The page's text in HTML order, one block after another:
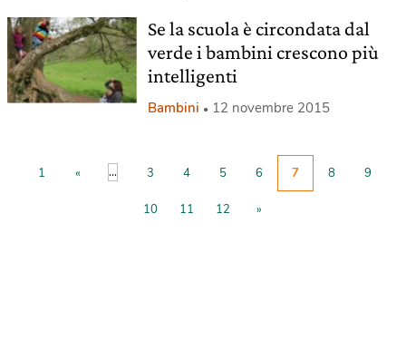
Se la scuola è circondata dal
verde i bambini crescono più
intelligenti
Bambini 12 novembre 2015
1 « ... 3 4 5 6 7 8 9
10 11 12 »